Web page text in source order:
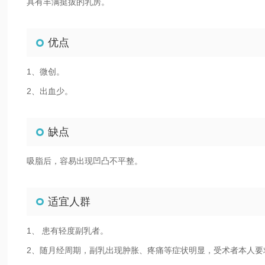
具有丰满挺拔的乳房。
优点
1、微创。
2、出血少。
缺点
吸脂后，容易出现凹凸不平整。
适宜人群
1、 患有轻度副乳者。
2、随月经周期，副乳出现肿胀、疼痛等症状明显，受术者本人要